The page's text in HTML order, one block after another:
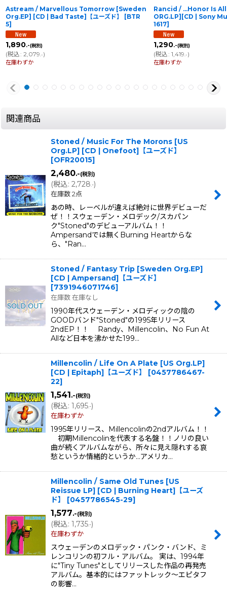
Astream / Marvellous Tomorrow [Sweden
Org.EP] [CD | Bad Taste]【ユーズド】
[BTR
5]
1,890.-(税別)
(税込: 2,079 .-)
在庫わずか
Rancid / ...Honor Is
ORG.LP][CD | Sony
1617]
1,290.-(税別)
(税込: 1,419 .-)
在庫わずか
関連商品
Stoned / Music For The Morons [US
Org.LP] [CD | Onefoot]【ユーズド】
[OFR20015]
2,480.-(税別)
(税込: 2,728.-)
在庫数 2点
あの時、レーベルが違えば絶対に世界デビューだ
ぜ！！スウェーデン・メロデック/スカパン
ク"Stoned"のデビューアルバム！！
Ampersandでは無くBurning Heartからな
ら、"Ran…
Stoned / Fantasy Trip [Sweden Org.EP]
[CD | Ampersand]【ユーズド】
[7391946071746]
在庫数 在庫なし
1990年代スウェーデン・メロディックの陰の
GOODバンド"Stoned"の1995年リリース
2ndEP！！ Randy、Millencolin、No Fun At
Allなど日本を沸かせた199…
Millencolin / Life On A Plate [US Org.LP]
[CD | Epitaph]【ユーズド】
[0457786467-
22]
1,541.-(税別)
(税込: 1,695.-)
在庫わずか
1995年リリース、Millencolinの2ndアルバム！！
初期Millencolinを代表する名盤！！ノリの良い
曲が続くアルバムながら、所々に見え隠れする哀
愁というか情緒的というか…アメリカ…
Millencolin / Same Old Tunes [US
Reissue LP] [CD | Burning Heart]【ユーズ
ド】
[0457786545-29]
1,577.-(税別)
(税込: 1,735.-)
在庫わずか
スウェーデンのメロデック・パンク・バンド、ミ
レンコリンの初フル・アルバム。 実は、1994年
に"Tiny Tunes"としてリリースした作品の再発売
アルバム。基本的にはファットレック〜エピタフ
の影響…